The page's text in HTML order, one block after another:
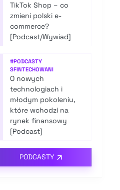
TikTok Shop – co
zmieni polski e-
commerce?
[Podcast/Wywiad]
#PODCASTY
SFINTECHOWANI
O nowych
technologiach i
młodym pokoleniu,
które wchodzi na
rynek finansowy
[Podcast]
PODCASTY